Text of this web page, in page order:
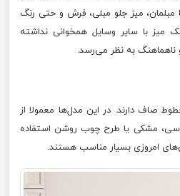
مبلمان، میز جلو مبلی، فرش و حتی رنگ
میز با سایر وسایل همخوانی نداشته
ناهماهنگ به نظر می‌رسد.
صاف دارند. در این مدل‌ها معمولا از
مشکی یا طرح چوب روشن استفاده
امروزی بسیار مناسب هستند.